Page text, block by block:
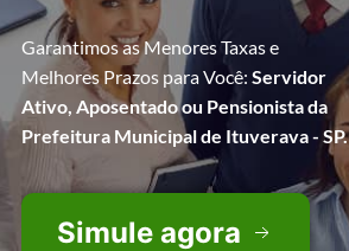
Garantimos as Menores Taxas e
Melhores Prazos para Você: Servidor
Ativo, Aposentado ou Pensionista da
Prefeitura Municipal de Ituverava - SP.
Simule agora